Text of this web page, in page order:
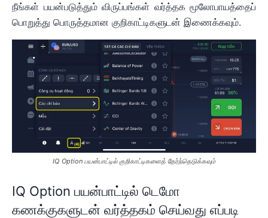
நீங்கள் பயன்படுத்தும் விருப்பங்கள் வர்த்தக மூலோபாயத்தைப்
பொறுத்து பொருத்தமான குறிகாட்டிகளுடன் இணைக்கவும்.
IQ Option பயன்பாட்டில் குறிகாட்டிகளைத் தேர்ந்தெடுக்கவும்
IQ Option பயன்பாட்டில் டெமோ
கணக்குகளுடன் வர்த்தகம் செய்வது எப்படி